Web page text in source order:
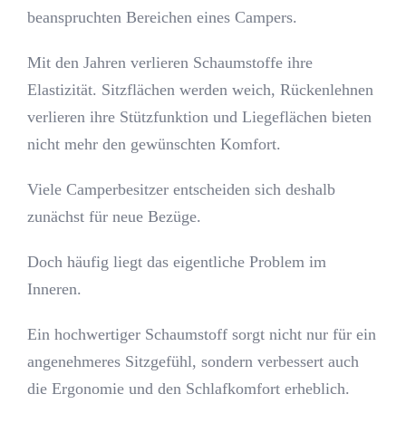
beanspruchten Bereichen eines Campers.
Mit den Jahren verlieren Schaumstoffe ihre
Elastizität. Sitzflächen werden weich, Rückenlehnen
verlieren ihre Stützfunktion und Liegeflächen bieten
nicht mehr den gewünschten Komfort.
Viele Camperbesitzer entscheiden sich deshalb
zunächst für neue Bezüge.
Doch häufig liegt das eigentliche Problem im
Inneren.
Ein hochwertiger Schaumstoff sorgt nicht nur für ein
angenehmeres Sitzgefühl, sondern verbessert auch
die Ergonomie und den Schlafkomfort erheblich.